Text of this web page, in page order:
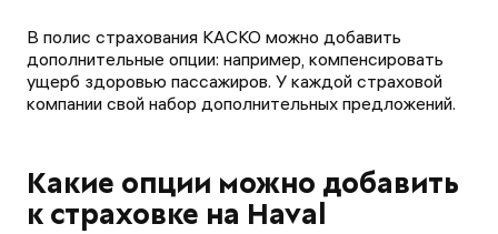
В полис страхования КАСКО можно добавить
дополнительные опции: например, компенсировать
ущерб здоровью пассажиров. У каждой страховой
компании свой набор дополнительных предложений.
Какие опции можно добавить
к страховке на Haval